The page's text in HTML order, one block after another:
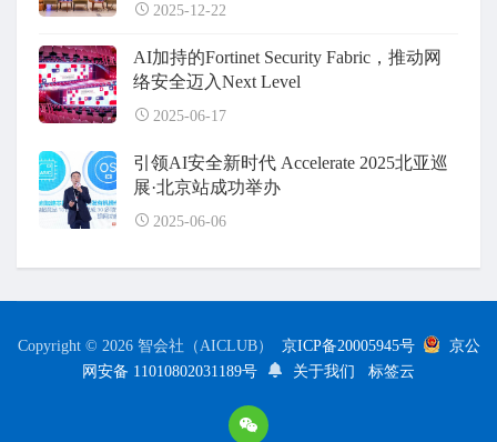
2025-12-22
AI加持的Fortinet Security Fabric，推动网
络安全迈入Next Level
2025-06-17
引领AI安全新时代 Accelerate 2025北亚巡
展·北京站成功举办
2025-06-06
Copyright © 2026 智会社（AICLUB） 京ICP备20005945号
京公
网安备 11010802031189号
关于我们 标签云